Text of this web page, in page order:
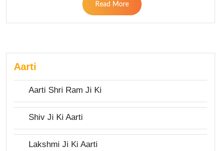
Read More
Aarti
Aarti Shri Ram Ji Ki
Shiv Ji Ki Aarti
Lakshmi Ji Ki Aarti